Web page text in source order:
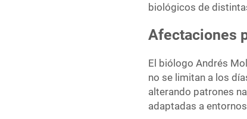
biológicos de
Afectaciones
El biólogo Andrés
no se limitan a los
alterando patrones
adaptadas a